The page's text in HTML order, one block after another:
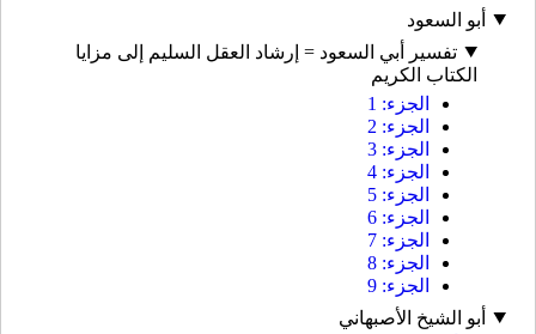
أبو السعود
تفسير أبي السعود = إرشاد العقل السليم إلى مزايا
الكتاب الكريم
الجزء: 1
الجزء: 2
الجزء: 3
الجزء: 4
الجزء: 5
الجزء: 6
الجزء: 7
الجزء: 8
الجزء: 9
أبو الشيخ الأصبهاني